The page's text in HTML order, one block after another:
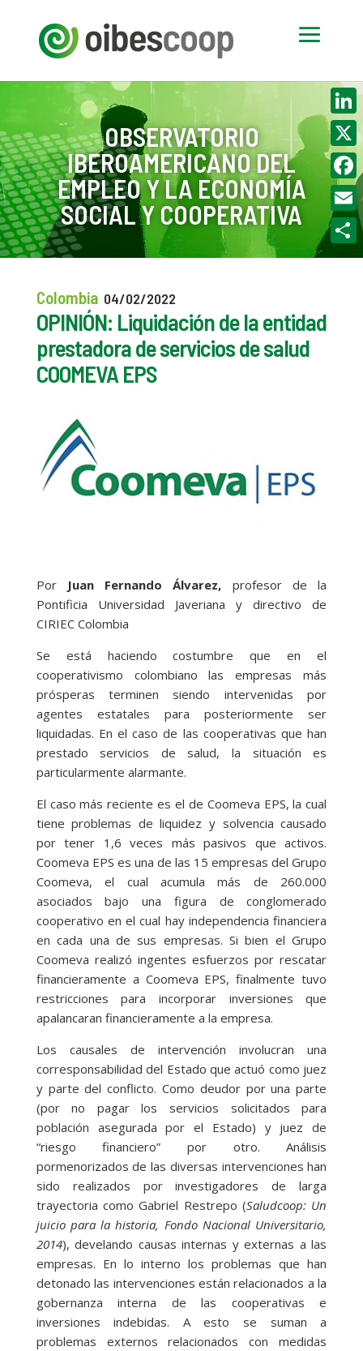
OBSERVATORIO
IBEROAMERICANO DEL
EMPLEO Y LA ECONOMÍA
SOCIAL Y COOPERATIVA
Colombia 04/02/2022
OPINIÓN: Liquidación de la entidad
prestadora de servicios de salud
COOMEVA EPS
Por Juan Fernando Álvarez, profesor de la
Pontificia Universidad Javeriana y directivo de
CIRIEC Colombia
Se está haciendo costumbre que en el
cooperativismo colombiano las empresas más
prósperas terminen siendo intervenidas por
agentes estatales para posteriormente ser
liquidadas. En el caso de las cooperativas que han
prestado servicios de salud, la situación es
particularmente alarmante.
El caso más reciente es el de Coomeva EPS, la cual
tiene problemas de liquidez y solvencia causado
por tener 1,6 veces más pasivos que activos.
Coomeva EPS es una de las 15 empresas del Grupo
Coomeva, el cual acumula más de 260.000
asociados bajo una figura de conglomerado
cooperativo en el cual hay independencia financiera
en cada una de sus empresas. Si bien el Grupo
Coomeva realizó ingentes esfuerzos por rescatar
financieramente a Coomeva EPS, finalmente tuvo
restricciones para incorporar inversiones que
apalancaran financieramente a la empresa.
Los causales de intervención involucran una
corresponsabilidad del Estado que actuó como juez
y parte del conflicto. Como deudor por una parte
(por no pagar los servicios solicitados para
población asegurada por el Estado) y juez de
“riesgo financiero” por otro. Análisis
pormenorizados de las diversas intervenciones han
sido realizados por investigadores de larga
trayectoria como Gabriel Restrepo (Saludcoop: Un
juicio para la historia, Fondo Nacional Universitario,
2014), develando causas internas y externas a las
empresas. En lo interno los problemas que han
detonado las intervenciones están relacionados a la
gobernanza interna de las cooperativas e
inversiones indebidas. A esto se suman a
problemas externos relacionados con medidas
X
Email